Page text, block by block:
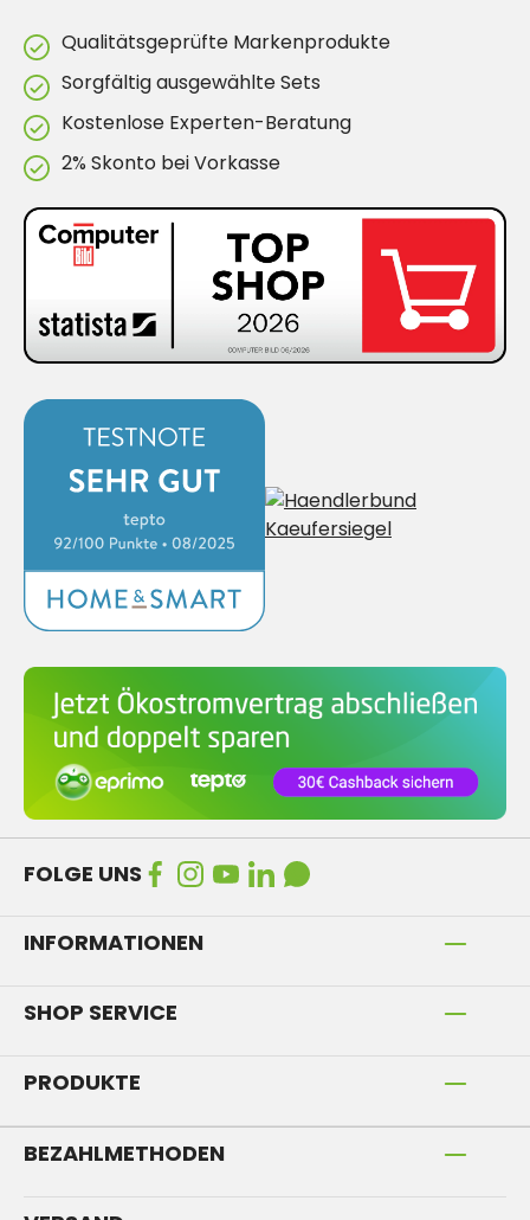
Qualitätsgeprüfte Markenprodukte
Sorgfältig ausgewählte Sets
Kostenlose Experten-Beratung
2% Skonto bei Vorkasse
FOLGE UNS
INFORMATIONEN
SHOP SERVICE
PRODUKTE
BEZAHLMETHODEN